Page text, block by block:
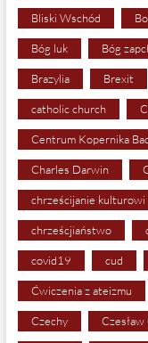
Bliski Wschód
Bóg luk Bóg
Brazylia Brexit
catholic church
Centrum Kopernika
Charles Darwin
chrześcijanie kulturowi
chrześcjiaństwo
covid19 cud
Ćwiczenia z ateizmu
Czechy Czesław